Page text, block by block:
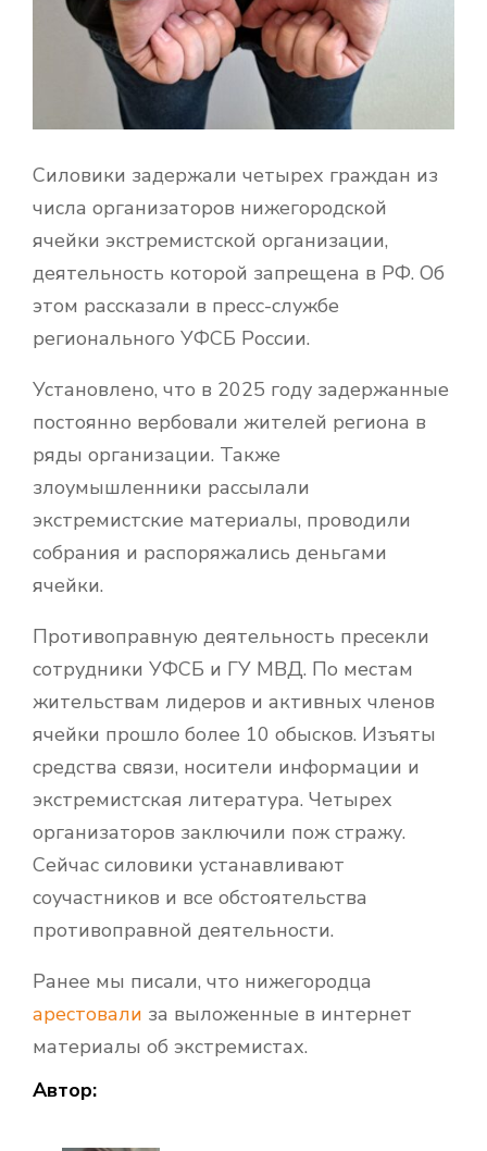
Силовики задержали четырех граждан из
числа организаторов нижегородской
ячейки экстремистской организации,
деятельность которой запрещена в РФ. Об
этом рассказали в пресс-службе
регионального УФСБ России.
Установлено, что в 2025 году задержанные
постоянно вербовали жителей региона в
ряды организации. Также
злоумышленники рассылали
экстремистские материалы, проводили
собрания и распоряжались деньгами
ячейки.
Противоправную деятельность пресекли
сотрудники УФСБ и ГУ МВД. По местам
жительствам лидеров и активных членов
ячейки прошло более 10 обысков. Изъяты
средства связи, носители информации и
экстремистская литература. Четырех
организаторов заключили пож стражу.
Сейчас силовики устанавливают
соучастников и все обстоятельства
противоправной деятельности.
Ранее мы писали, что нижегородца
арестовали за выложенные в интернет
материалы об экстремистах.
Автор: